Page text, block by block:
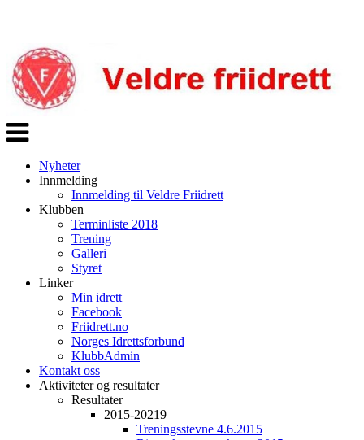
Veksle
navigasjon
Nyheter
Innmelding
Innmelding til Veldre Friidrett
Klubben
Terminliste 2018
Trening
Galleri
Styret
Linker
Min idrett
Facebook
Friidrett.no
Norges Idrettsforbund
KlubbAdmin
Kontakt oss
Aktiviteter og resultater
Resultater
2015-20219
Treningsstevne 4.6.2015